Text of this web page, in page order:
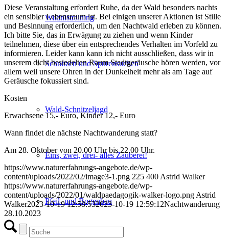
Wildnistraining
Schnitzen und Spurensuchen
Wald-Schnitzeljagd
Eins, zwei, drei- alles Zauberei!
Pfeil- und Bogenbau
Diese Veranstaltung erfordert Ruhe, da der Wald besonders nachts
ein sensibler Lebensraum ist. Bei einigen unserer Aktionen ist Stille
und Besinnung erforderlich, um den Nachtwald erleben zu können.
Ich bitte Sie, das in Erwägung zu ziehen und wenn Kinder
teilnehmen, diese über ein entsprechendes Verhalten im Vorfeld zu
informieren. Leider kann kann ich nicht ausschließen, dass wir in
unserem dicht besiedelten Raum Stadtgeräusche hören werden, vor
allem weil unsere Ohren in der Dunkelheit mehr als am Tage auf
Geräusche fokussiert sind.
Kosten
Erwachsene 15,- Euro, Kinder 12,- Euro
Wann findet die nächste Nachtwanderung statt?
Am 28. Oktober von 20.00 Uhr bis 22.00 Uhr.
https://www.naturerfahrungs-angebote.de/wp-
content/uploads/2022/02/image3-1.png 225 400 Astrid Walker
https://www.naturerfahrungs-angebote.de/wp-
content/uploads/2022/01/waldpaedagogik-walker-logo.png Astrid
Walker2023-10-19 12:58:532023-10-19 12:59:12Nachtwanderung
28.10.2023